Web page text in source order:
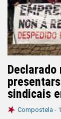
sindicais
Compostela -